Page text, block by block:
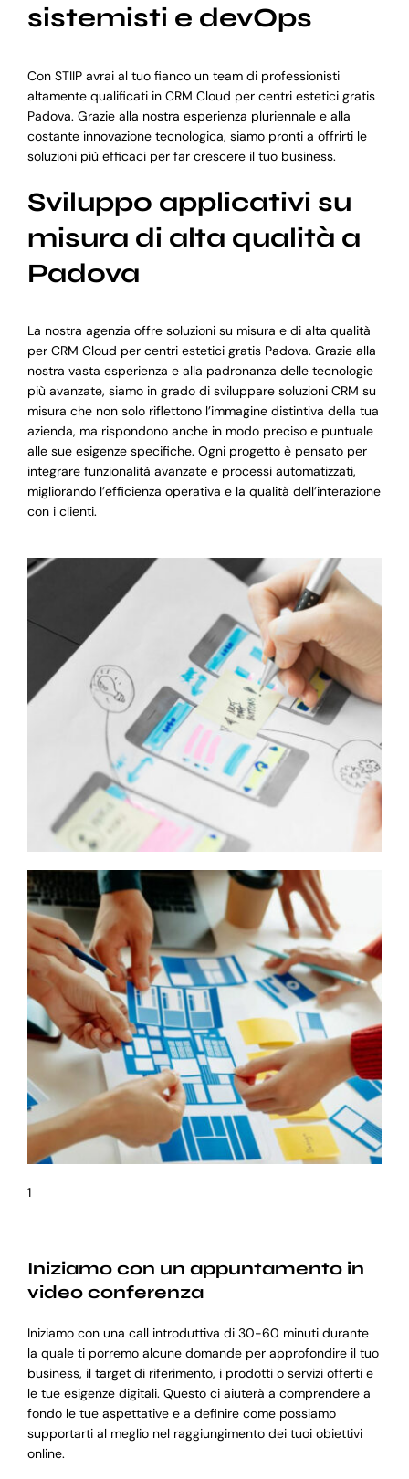
sistemisti e devOps
Con STIIP avrai al tuo fianco un team di professionisti
altamente qualificati in CRM Cloud per centri estetici gratis
Padova. Grazie alla nostra esperienza pluriennale e alla
costante innovazione tecnologica, siamo pronti a offrirti le
soluzioni più efficaci per far crescere il tuo business.
Sviluppo applicativi su
misura di alta qualità a
Padova
La nostra agenzia offre soluzioni su misura e di alta qualità
per CRM Cloud per centri estetici gratis Padova. Grazie alla
nostra vasta esperienza e alla padronanza delle tecnologie
più avanzate, siamo in grado di sviluppare soluzioni CRM su
misura che non solo riflettono l’immagine distintiva della tua
azienda, ma rispondono anche in modo preciso e puntuale
alle sue esigenze specifiche. Ogni progetto è pensato per
integrare funzionalità avanzate e processi automatizzati,
migliorando l’efficienza operativa e la qualità dell’interazione
con i clienti.
1
Iniziamo con un appuntamento in
video conferenza
Iniziamo con una call introduttiva di 30-60 minuti durante
la quale ti porremo alcune domande per approfondire il tuo
business, il target di riferimento, i prodotti o servizi offerti e
le tue esigenze digitali. Questo ci aiuterà a comprendere a
fondo le tue aspettative e a definire come possiamo
supportarti al meglio nel raggiungimento dei tuoi obiettivi
online.